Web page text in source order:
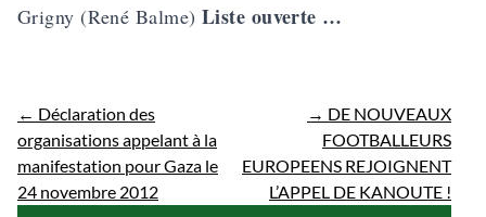
Grigny (René Balme) Liste ouverte …
← Déclaration des
organisations appelant à la
manifestation pour Gaza le
24 novembre 2012
→ DE NOUVEAUX
FOOTBALLEURS
EUROPEENS REJOIGNENT
L’APPEL DE KANOUTE !